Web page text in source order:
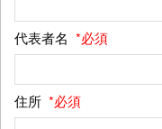
代表者名 *必須
住所 *必須